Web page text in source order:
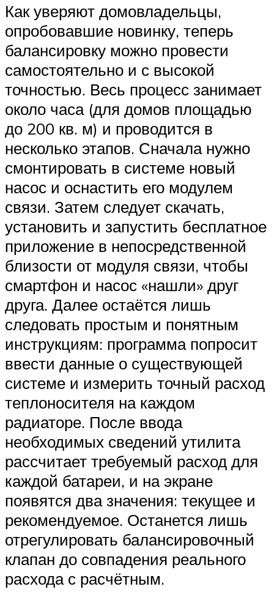
Как уверяют домовладельцы,
опробовавшие новинку, теперь
балансировку можно провести
самостоятельно и с высокой
точностью. Весь процесс занимает
около часа (для домов площадью
до 200 кв. м) и проводится в
несколько этапов. Сначала нужно
смонтировать в системе новый
насос и оснастить его модулем
связи. Затем следует скачать,
установить и запустить бесплатное
приложение в непосредственной
близости от модуля связи, чтобы
смартфон и насос «нашли» друг
друга. Далее остаётся лишь
следовать простым и понятным
инструкциям: программа попросит
ввести данные о существующей
системе и измерить точный расход
теплоносителя на каждом
радиаторе. После ввода
необходимых сведений утилита
рассчитает требуемый расход для
каждой батареи, и на экране
появятся два значения: текущее и
рекомендуемое. Останется лишь
отрегулировать балансировочный
клапан до совпадения реального
расхода с расчётным.